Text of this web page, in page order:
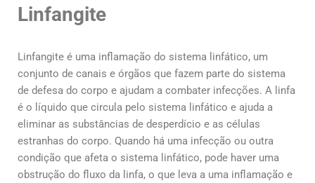
Linfangite
Linfangite é uma inflamação do sistema linfático, um
conjunto de canais e órgãos que fazem parte do sistema
de defesa do corpo e ajudam a combater infecções. A linfa
é o líquido que circula pelo sistema linfático e ajuda a
eliminar as substâncias de desperdício e as células
estranhas do corpo. Quando há uma infecção ou outra
condição que afeta o sistema linfático, pode haver uma
obstrução do fluxo da linfa, o que leva a uma inflamação e